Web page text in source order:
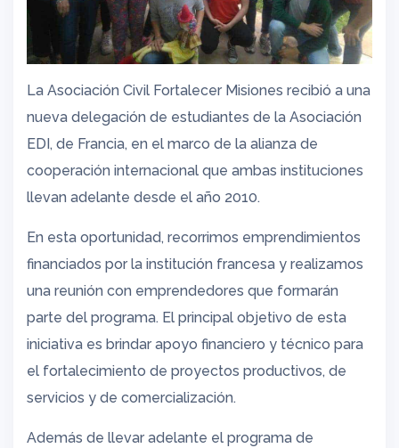
La Asociación Civil Fortalecer Misiones recibió a una
nueva delegación de estudiantes de la Asociación
EDI, de Francia, en el marco de la alianza de
cooperación internacional que ambas instituciones
llevan adelante desde el año 2010.
En esta oportunidad, recorrimos emprendimientos
financiados por la institución francesa y realizamos
una reunión con emprendedores que formarán
parte del programa. El principal objetivo de esta
iniciativa es brindar apoyo financiero y técnico para
el fortalecimiento de proyectos productivos, de
servicios y de comercialización.
Además de llevar adelante el programa de